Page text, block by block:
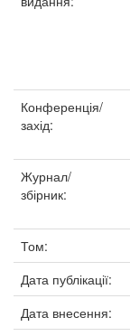
Конференція/
захід:
Журнал/
збірник:
Том:
Дата публікації:
Дата внесення: